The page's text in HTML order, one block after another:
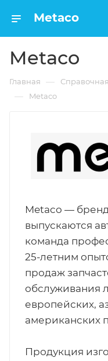
Metaco
Metaco
Главная —
— Metaco
Metaco —
выпускаются
команда
25-летним
продаж
обслуживания
европейских,
американских
Продукция